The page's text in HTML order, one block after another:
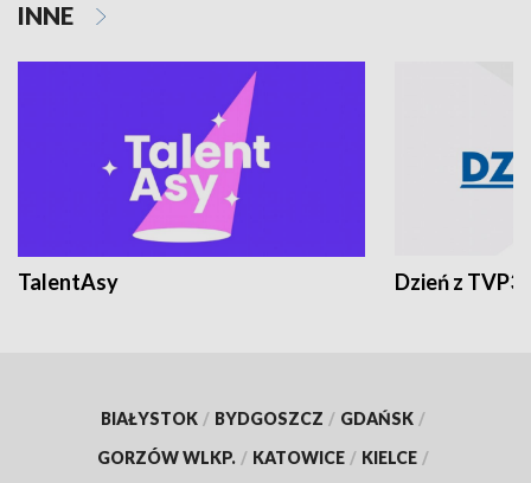
INNE
TalentAsy Dzień z TVP3
BIAŁYSTOK / BYDGOSZCZ / GDAŃSK /
GORZÓW WLKP. / KATOWICE / KIELCE /